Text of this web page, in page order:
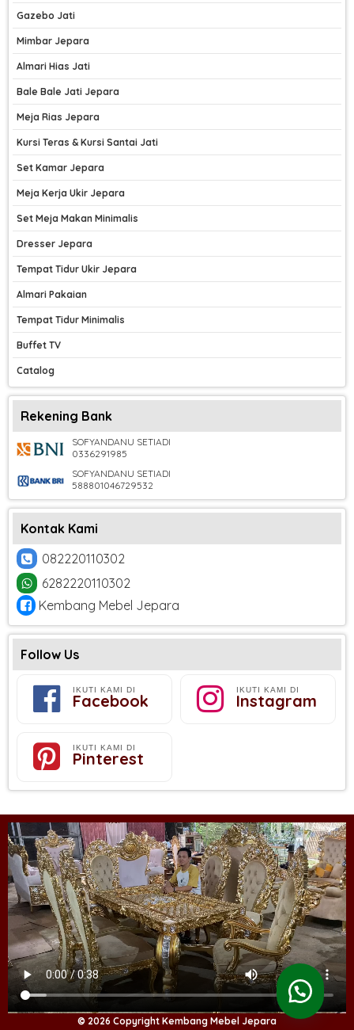
Gazebo Jati
Mimbar Jepara
Almari Hias Jati
Bale Bale Jati Jepara
Meja Rias Jepara
Kursi Teras & Kursi Santai Jati
Set Kamar Jepara
Meja Kerja Ukir Jepara
Set Meja Makan Minimalis
Dresser Jepara
Tempat Tidur Ukir Jepara
Almari Pakaian
Tempat Tidur Minimalis
Buffet TV
Catalog
Rekening Bank
SOFYANDANU SETIADI
0336291985
SOFYANDANU SETIADI
588801046729532
Kontak Kami
082220110302
6282220110302
Kembang Mebel Jepara
Follow Us
IKUTI KAMI DI
Facebook
IKUTI KAMI DI
Instagram
IKUTI KAMI DI
Pinterest
© 2026 Copyright Kembang Mebel Jepara